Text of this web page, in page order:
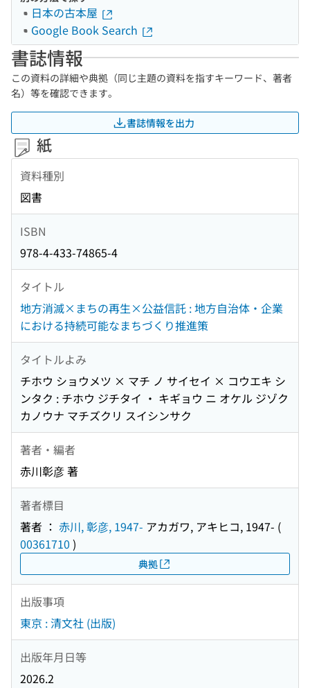
日本の古本屋
Google Book Search
書誌情報
この資料の詳細や典拠（同じ主題の資料を指すキーワード、著者
名）等を確認できます。
書誌情報を出力
紙
資料種別
図書
ISBN
978-4-433-74865-4
タイトル
地方消滅×まちの再生×公益信託 : 地方自治体・企業
における持続可能なまちづくり推進策
タイトルよみ
チホウ ショウメツ × マチ ノ サイセイ × コウエキ シ
ンタク : チホウ ジチタイ ・ キギョウ ニ オケル ジゾク
カノウナ マチズクリ スイシンサク
著者・編者
赤川彰彦 著
著者標目
著者 ： 赤川, 彰彦, 1947- アカガワ, アキヒコ, 1947- (
00361710 )
典拠
出版事項
東京 : 清文社 (出版)
出版年月日等
2026.2